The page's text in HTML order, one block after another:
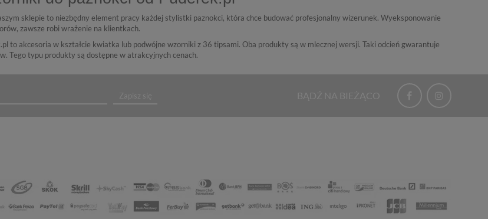
sklepie to niezbędny element pracy każdej stylistki paznokci, która chce budować profesjonalny wizerunek. Wyeksponowanie
zawsze robi wrażenie na klientkach.
to akcesoria w kształcie kwiatka lub podwójne wzorniki z 36 tipsami. Oba produkty są w mlecznej wersji. Taki odcień gwarantuje
Tego typu produkty są dostępne w atrakcyjnych cenach.
Zapisz się BĄDŹ NA BIEŻĄCO